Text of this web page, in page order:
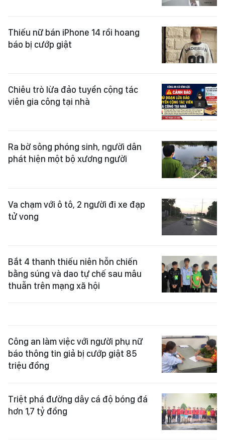
Thiếu nữ bán iPhone 14 rồi hoang
báo bị cướp giật
Chiêu trò lừa đảo tuyển cộng tác
viên gia công tại nhà
Ra bờ sông phóng sinh, người dân
phát hiện một bộ xương người
Va chạm với ô tô, 2 người đi xe đạp
tử vong
Bắt 4 thanh thiếu niên hỗn chiến
bằng súng và dao tự chế sau mâu
thuẫn trên mạng xã hội
Công an làm việc với người phụ nữ
báo thông tin giả bị cướp giật 85
triệu đồng
Triệt phá đường dây cá độ bóng đá
hơn 1,7 tỷ đồng